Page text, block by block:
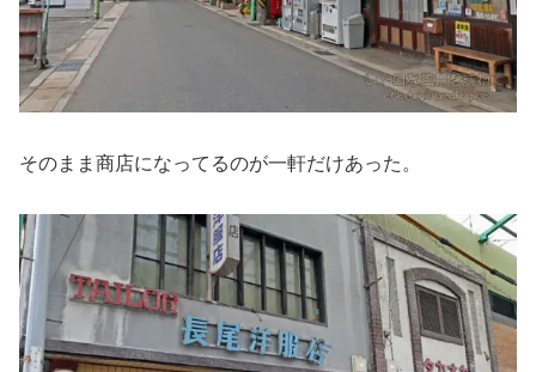
そのまま商店になってるのが一軒だけあった。